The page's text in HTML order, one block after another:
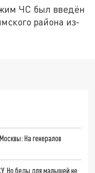
ЧС был введён
района из-
На генералов
Но беды для малышей не